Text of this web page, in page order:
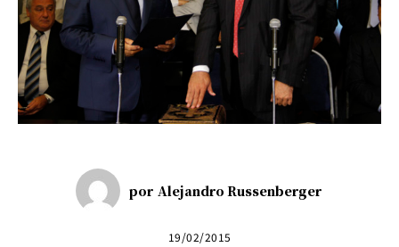
por Alejandro Russenberger
19/02/2015